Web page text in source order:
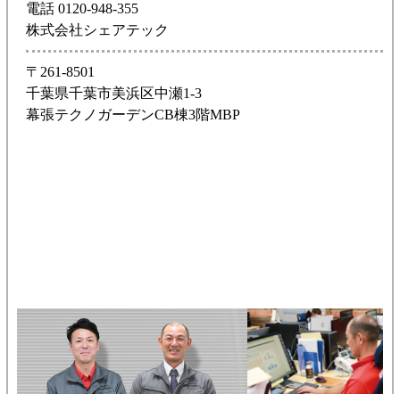
電話 0120-948-355
株式会社シェアテック
〒261-8501
千葉県千葉市美浜区中瀬1-3
幕張テクノガーデンCB棟3階MBP